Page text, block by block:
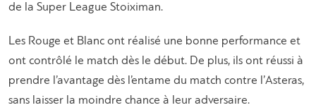
de la Super League Stoiximan.
Les Rouge et Blanc ont réalisé une bonne performance et
ont contrôlé le match dès le début. De plus, ils ont réussi à
prendre l’avantage dès l’entame du match contre l’Asteras,
sans laisser la moindre chance à leur adversaire.